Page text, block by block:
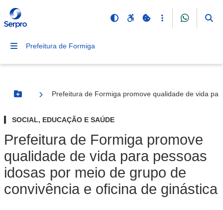
Prefeitura de Formiga
Botão Menu
Prefeitura de Formiga promove qualidade de vida
SOCIAL, EDUCAÇÃO E SAÚDE
Prefeitura de Formiga promove
qualidade de vida para pessoas
idosas por meio de grupo de
convivência e oficina de ginástica